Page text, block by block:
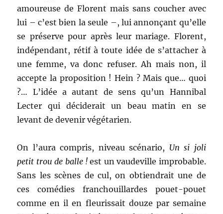
amoureuse de Florent mais sans coucher avec
lui – c’est bien la seule –, lui annonçant qu’elle
se préserve pour après leur mariage. Florent,
indépendant, rétif à toute idée de s’attacher à
une femme, va donc refuser. Ah mais non, il
accepte la proposition ! Hein ? Mais que… quoi
?… L’idée a autant de sens qu’un Hannibal
Lecter qui déciderait un beau matin en se
levant de devenir végétarien.
On l’aura compris, niveau scénario, Un si joli
petit trou de balle ! est un vaudeville improbable.
Sans les scènes de cul, on obtiendrait une de
ces comédies franchouillardes pouet-pouet
comme en il en fleurissait douze par semaine